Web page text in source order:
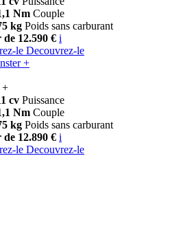
Nm Couple
kg Poids sans carburant
12.590 € i
le Decouvrez-le
+
+
cv Puissance
Nm Couple
kg Poids sans carburant
12.890 € i
le Decouvrez-le